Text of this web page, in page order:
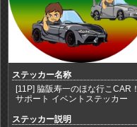
ステッカー名称
[11P] 脇阪寿一のほな行こCAR！
サポート イベントステッカー
ステッカー説明